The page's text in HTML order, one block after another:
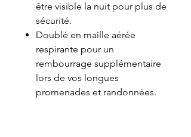
être visible la nuit pour plus de
sécurité.
Doublé en maille aérée
respirante pour un
rembourrage supplémentaire
lors de vos longues
promenades et randonnées.